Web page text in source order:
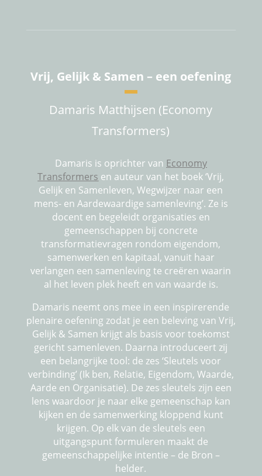
Vrij, Gelijk & Samen – een oefening
Damaris Matthijsen (Economy
Transformers)
Damaris is oprichter van Economy
Transformers en auteur van het boek ‘Vrij,
Gelijk en Samenleven, Wegwijzer naar een
mens- en Aardewaardige samenleving’. Ze is
docent en begeleidt organisaties en
gemeenschappen bij concrete
transformatievragen rondom eigendom,
samenwerken en kapitaal, vanuit haar
verlangen een samenleving te creëren waarin
al het leven plek heeft en van waarde is.
Damaris neemt ons mee in een inspirerende
plenaire oefening zodat je een beleving van Vrij,
Gelijk & Samen krijgt als basis voor toekomst
gericht samenleven. Daarna introduceert zij
een belangrijke tool: de zes ‘Sleutels voor
verbinding’ (Ik ben, Relatie, Eigendom, Waarde,
Aarde en Organisatie). De zes sleutels zijn een
lens waardoor je naar elke gemeenschap kan
kijken en de samenwerking kloppend kunt
krijgen. Op elk van de sleutels een
uitgangspunt formuleren maakt de
gemeenschappelijke intentie – de Bron –
helder.